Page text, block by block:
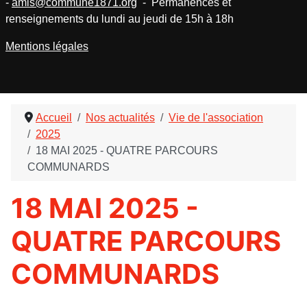
Accueil Nos actualités
Vie de l'association
2025
18 MAI 2025 - QUATRE PARCOURS
COMMUNARDS
18 MAI 2025 -
QUATRE PARCOURS
COMMUNARDS
- amis@commune1871.org - Permanences et
renseignements du lundi au jeudi de 15h à 18h
Mentions légales